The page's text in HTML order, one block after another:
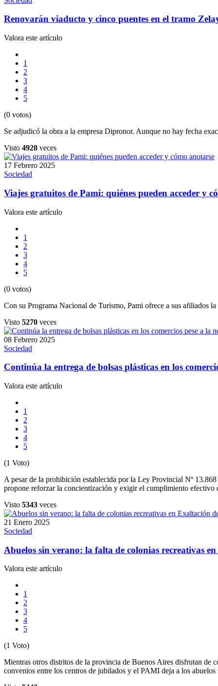
Renovarán viaducto y cinco puentes en el tramo
Valora este artículo
1
2
3
4
5
(0 votos)
Se adjudicó la obra a la empresa Dipronor. Aunque no hay fecha
Visto 4928 veces
17 Febrero 2025
Sociedad
Viajes gratuitos de Pami: quiénes pueden acceder y
Valora este artículo
1
2
3
4
5
(0 votos)
Con su Programa Nacional de Turismo, Pami ofrece a sus afiliados
Visto 5270 veces
08 Febrero 2025
Sociedad
Continúa la entrega de bolsas plásticas en los
Valora este artículo
1
2
3
4
5
(1 Voto)
A pesar de la prohibición establecida por la Ley Provincial Nº
propone reforzar la concientización y exigir el cumplimiento efectivo
Visto 5343 veces
21 Enero 2025
Sociedad
Abuelos sin verano: la falta de colonias recreativas
Valora este artículo
1
2
3
4
5
(1 Voto)
Mientras otros distritos de la provincia de Buenos Aires disfrutan de
convenios entre los centros de jubilados y el PAMI deja a los abuelos